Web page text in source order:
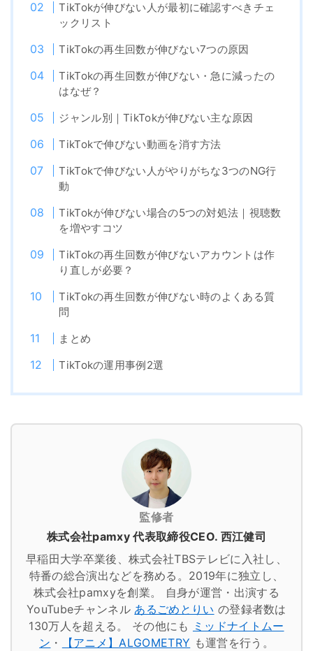
TikTokが伸びない人が最初に確認すべきチェ
ックリスト
TikTokの再生回数が伸びない7つの原因
TikTokの再生回数が伸びない・急に減ったの
はなぜ？
ジャンル別｜TikTokが伸びない主な原因
TikTokで伸びない動画を消す方法
TikTokで伸びない人がやりがちな3つのNG行
動
TikTokが伸びない場合の5つの対処法｜視聴数
を増やすコツ
TikTokの再生回数が伸びないアカウントは作
り直しが必要？
TikTokの再生回数が伸びない時のよくある質
問
まとめ
TikTokの運用事例2選
監修者
株式会社pamxy 代表取締役CEO. 西江健司
早稲田大学卒業後、株式会社TBSテレビに入社し、
特番の総合演出などを務める。2019年に独立し、
株式会社pamxyを創業。
自身が運営・出演する
YouTubeチャンネル あるごめとりい の登録者数は
130万人を超える。
その他にも ミッドナイトムー
ン ・ 【アニメ】ALGOMETRY も運営を行う。